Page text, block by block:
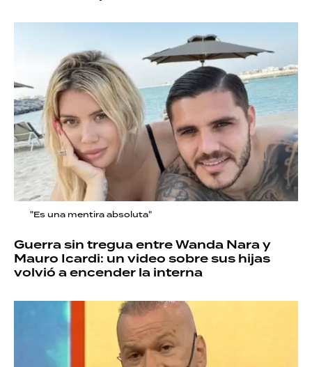
"Es una mentira absoluta"
Guerra sin tregua entre Wanda Nara y
Mauro Icardi: un video sobre sus hijas
volvió a encender la interna